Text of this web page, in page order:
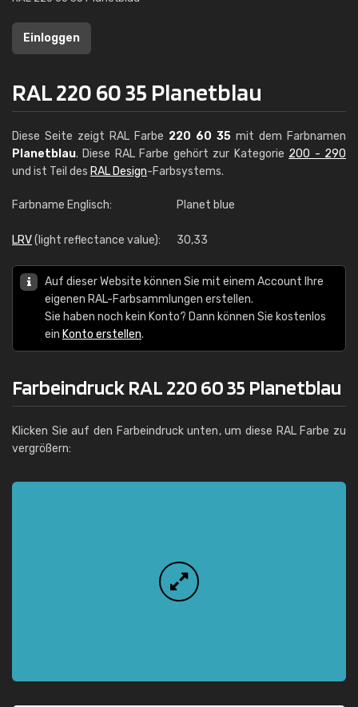
Einloggen
RAL 220 60 35 Planetblau
Diese Seite zeigt RAL Farbe 220 60 35 mit dem Farbnamen
Planetblau. Diese RAL Farbe gehört zur Kategorie 200 - 290
und ist Teil des RAL Design-Farbsystems.
Farbname Englisch: Planet blue
LRV(light reflectance value): 30,33
Auf dieser Website können Sie mit einem Account Ihre
eigenen RAL-Farbsammlungen erstellen.
Sie haben noch kein Konto? Dann können Sie kostenlos
ein Konto erstellen.
Farbeindruck RAL 220 60 35 Planetblau
Klicken Sie auf den Farbeindruck unten, um diese RAL Farbe zu
vergrößern: